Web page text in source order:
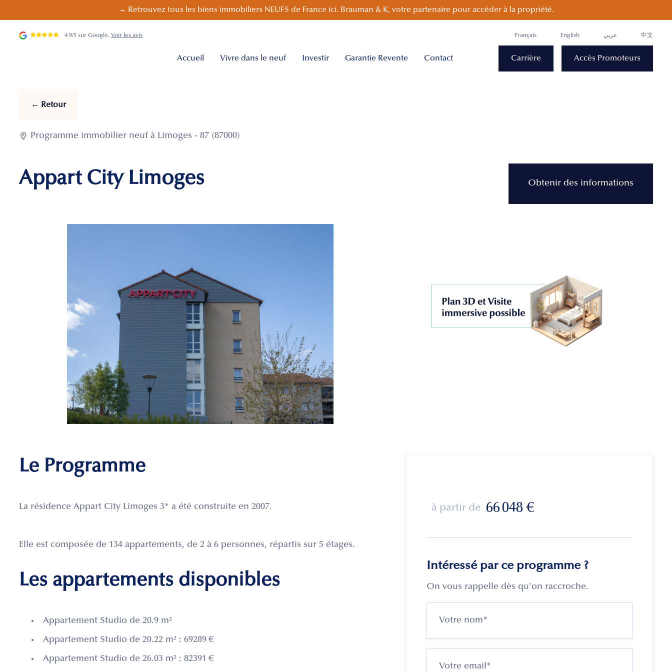
→ Retrouvez tous les biens immobiliers NEUFS de France ici. Brauman & K, votre partenaire pour accéder à la propriété.
4.9/5 sur Google. Voir les avis Français English عربي 中文
Accueil Vivre dans le neuf Investir Garantie Revente Contact Carrière Accès Promoteurs
← Retour
 Programme immobilier neuf à Limoges - 87 (87000)
Appart City Limoges Obtenir des informations
Le Programme
La résidence Appart City Limoges 3* a été construite en 2007.
Elle est composée de 134 appartements, de 2 à 6 personnes, répartis sur 5 étages.
Les appartements disponibles
Appartement Studio de 20.9 m²
Appartement Studio de 20.22 m² : 69289 €
Appartement Studio de 26.03 m² : 82391 €
à partir de 66 048 €
Intéressé par ce programme ?
On vous rappelle dès qu'on raccroche.